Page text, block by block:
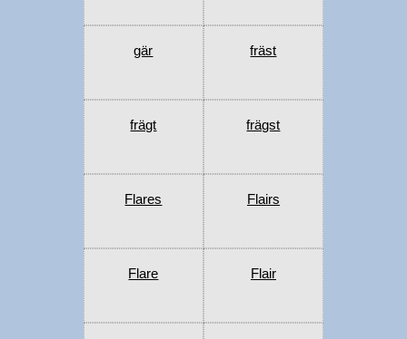
gär fräst
frägt frägst
Flares Flairs
Flare Flair